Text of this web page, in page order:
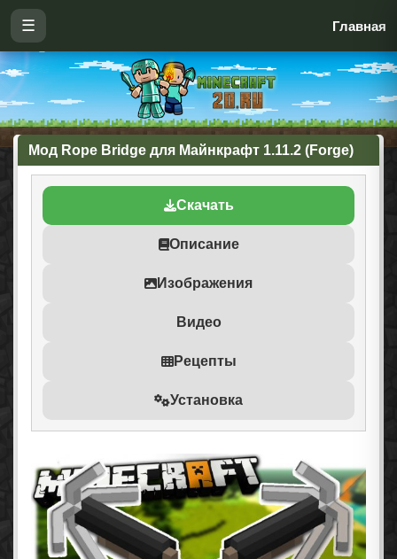
☰ Главная
Мод Rope Bridge для Майнкрафт 1.11.2 (Forge)
Скачать
Описание
Изображения
Видео
Рецепты
Установка